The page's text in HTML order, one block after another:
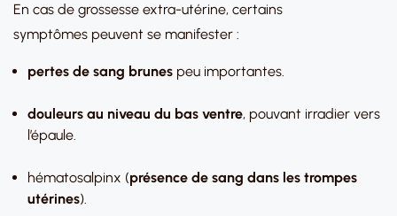
En cas de grossesse extra-utérine, certains
symptômes peuvent se manifester :
pertes de sang brunes peu importantes.
douleurs au niveau du bas ventre, pouvant irradier vers
l’épaule.
hématosalpinx (présence de sang dans les trompes
utérines).